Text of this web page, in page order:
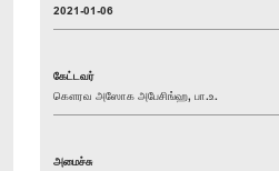
2021-01-06
கேட்டவர்
கௌரவ அஸோக அபேசிங்ஹ, பா.உ.
அமைச்சு